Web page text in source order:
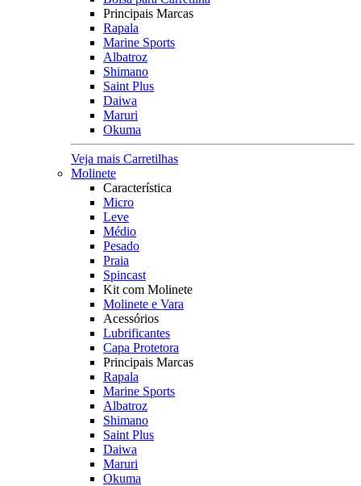
Principais Marcas
Rapala
Marine Sports
Albatroz
Shimano
Saint Plus
Daiwa
Maruri
Okuma
Veja mais Carretilhas
Molinete
Característica
Micro
Leve
Médio
Pesado
Praia
Spincast
Kit com Molinete
Molinete e Vara
Acessórios
Lubrificantes
Capa Protetora
Principais Marcas
Rapala
Marine Sports
Albatroz
Shimano
Saint Plus
Daiwa
Maruri
Okuma